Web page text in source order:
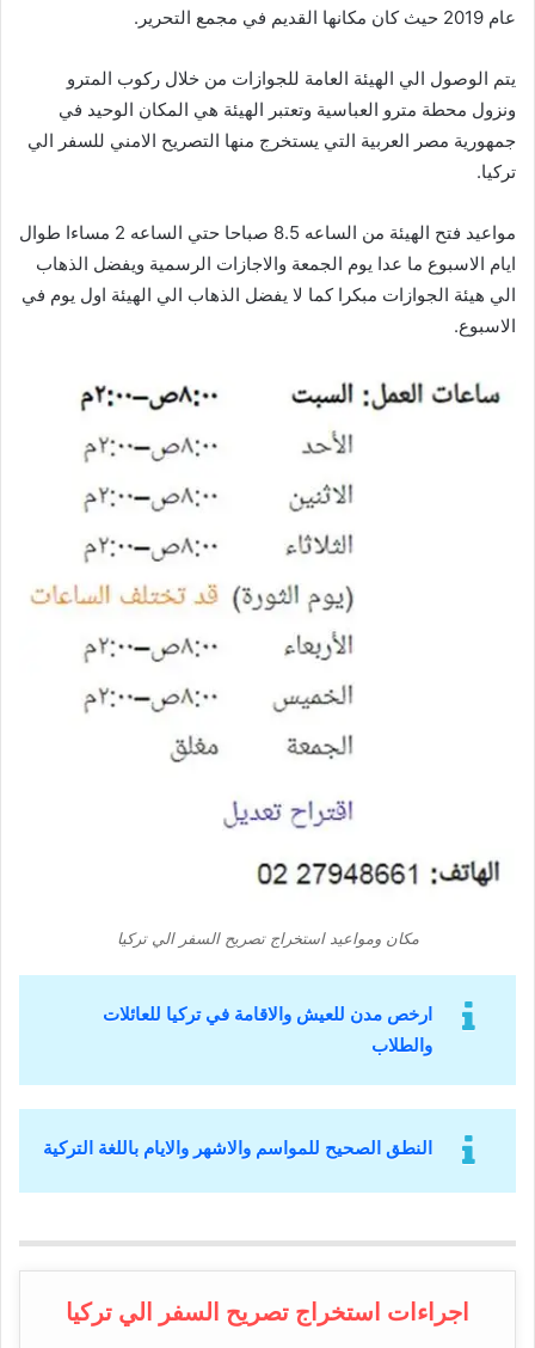
عام 2019 حيث كان مكانها القديم في مجمع التحرير.
يتم الوصول الي الهيئة العامة للجوازات من خلال ركوب المترو
ونزول محطة مترو العباسية وتعتبر الهيئة هي المكان الوحيد في
جمهورية مصر العربية التي يستخرج منها التصريح الامني للسفر الي
تركيا.
مواعيد فتح الهيئة من الساعه 8.5 صباحا حتي الساعه 2 مساءا طوال
ايام الاسبوع ما عدا يوم الجمعة والاجازات الرسمية ويفضل الذهاب
الي هيئة الجوازات مبكرا كما لا يفضل الذهاب الي الهيئة اول يوم في
الاسبوع.
مكان ومواعيد استخراج تصريح السفر الي تركيا
ارخص مدن للعيش والاقامة في تركيا للعائلات
والطلاب
النطق الصحيح للمواسم والاشهر والايام باللغة التركية
اجراءات استخراج تصريح السفر الي تركيا